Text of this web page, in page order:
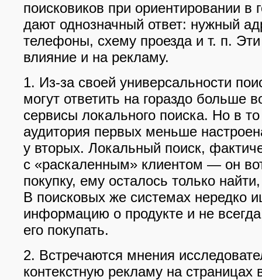
поисковиков при ориентировании в
дают однозначный ответ: нужный
телефоны, схему проезда и т. п.
влияние и на рекламу.
1. Из-за своей универсальности
могут ответить на гораздо больше
сервисы локального поиска. Но в
аудитория первых меньше
у вторых. Локальный поиск,
с «раскаленным» клиентом — он
покупку, ему осталось только
В поисковых же системах нередко
информацию о продукте и не
его покупать.
2. Встречаются мнения
контекстную рекламу на страницах